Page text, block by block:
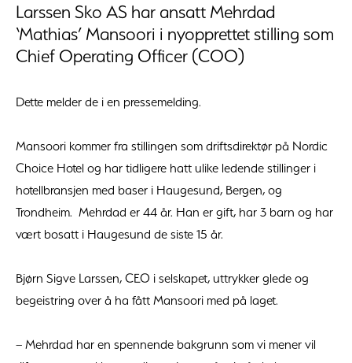
Larssen Sko AS har ansatt Mehrdad
‘Mathias’ Mansoori i nyopprettet stilling som
Chief Operating Officer (COO)
Dette melder de i en pressemelding.
Mansoori kommer fra stillingen som driftsdirektør på Nordic
Choice Hotel og har tidligere hatt ulike ledende stillinger i
hotellbransjen med baser i Haugesund, Bergen, og
Trondheim. Mehrdad er 44 år. Han er gift, har 3 barn og har
vært bosatt i Haugesund de siste 15 år.
Bjørn Sigve Larssen, CEO i selskapet, uttrykker glede og
begeistring over å ha fått Mansoori med på laget.
– Mehrdad har en spennende bakgrunn som vi mener vil